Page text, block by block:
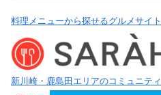
料理メニューから探せるグルメサイト
新川崎・鹿島田エリアのコミュニティ